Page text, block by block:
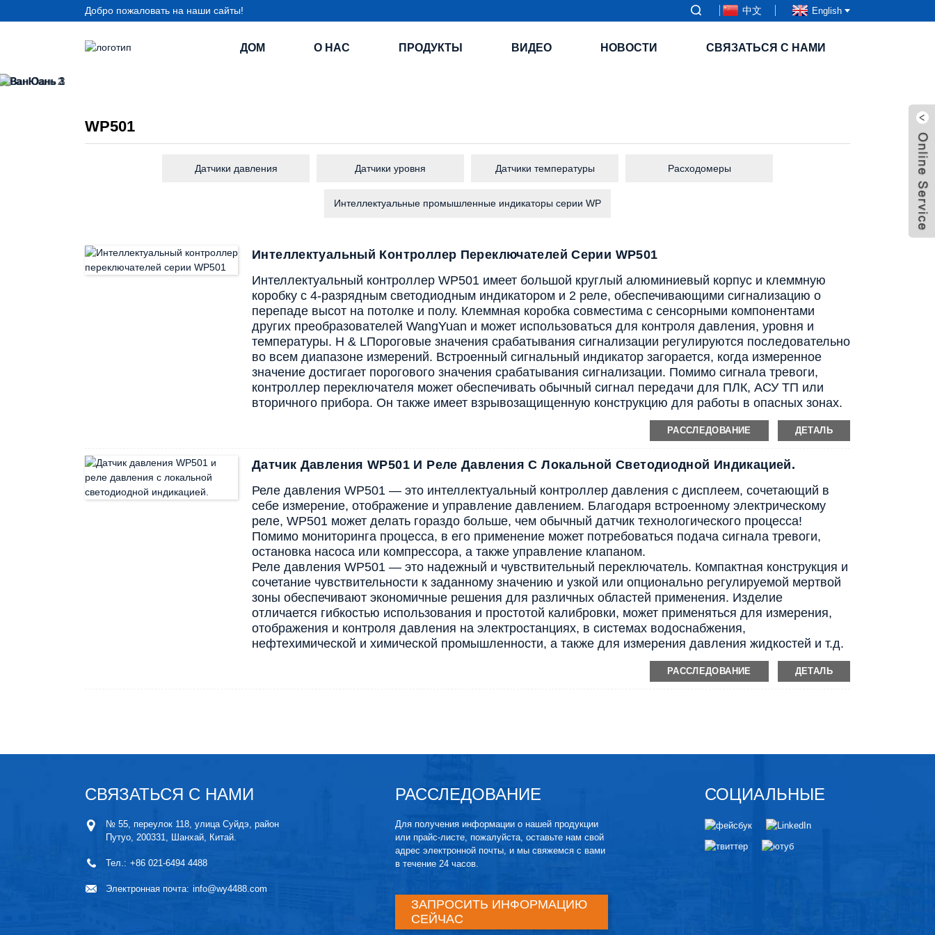
Добро пожаловать на наши сайты! 中文 English
ДОМ О НАС ПРОДУКТЫ ВИДЕО НОВОСТИ СВЯЗАТЬСЯ С НАМИ
WP501
Датчики давления Датчики уровня Датчики температуры Расходомеры
Интеллектуальные промышленные индикаторы серии WP
Интеллектуальный Контроллер Переключателей Серии WP501
Интеллектуальный контроллер WP501 имеет большой круглый алюминиевый корпус и клеммную
коробку с 4-разрядным светодиодным индикатором и 2 реле, обеспечивающими сигнализацию о
перепаде высот на потолке и полу. Клеммная коробка совместима с сенсорными компонентами
других преобразователей WangYuan и может использоваться для контроля давления, уровня и
температуры. H & LПороговые значения срабатывания сигнализации регулируются последовательно
во всем диапазоне измерений. Встроенный сигнальный индикатор загорается, когда измеренное
значение достигает порогового значения срабатывания сигнализации. Помимо сигнала тревоги,
контроллер переключателя может обеспечивать обычный сигнал передачи для ПЛК, АСУ ТП или
вторичного прибора. Он также имеет взрывозащищенную конструкцию для работы в опасных зонах.
РАССЛЕДОВАНИЕ ДЕТАЛЬ
Датчик Давления WP501 И Реле Давления С Локальной Светодиодной Индикацией.
Реле давления WP501 — это интеллектуальный контроллер давления с дисплеем, сочетающий в
себе измерение, отображение и управление давлением. Благодаря встроенному электрическому
реле, WP501 может делать гораздо больше, чем обычный датчик технологического процесса!
Помимо мониторинга процесса, в его применение может потребоваться подача сигнала тревоги,
остановка насоса или компрессора, а также управление клапаном.
Реле давления WP501 — это надежный и чувствительный переключатель. Компактная конструкция и
сочетание чувствительности к заданному значению и узкой или опционально регулируемой мертвой
зоны обеспечивают экономичные решения для различных областей применения. Изделие
отличается гибкостью использования и простотой калибровки, может применяться для измерения,
отображения и контроля давления на электростанциях, в системах водоснабжения,
нефтехимической и химической промышленности, а также для измерения давления жидкостей и т.д.
РАССЛЕДОВАНИЕ ДЕТАЛЬ
СВЯЗАТЬСЯ С НАМИ
№ 55, переулок 118, улица Суйдэ, район
Путуо, 200331, Шанхай, Китай.
Тел.: +86 021-6494 4488
Электронная почта: info@wy4488.com
РАССЛЕДОВАНИЕ
Для получения информации о нашей продукции
или прайс-листе, пожалуйста, оставьте нам свой
адрес электронной почты, и мы свяжемся с вами
в течение 24 часов.
ЗАПРОСИТЬ ИНФОРМАЦИЮ
СЕЙЧАС
СОЦИАЛЬНЫЕ